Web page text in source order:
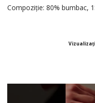
Compoziție: 80% bumbac,